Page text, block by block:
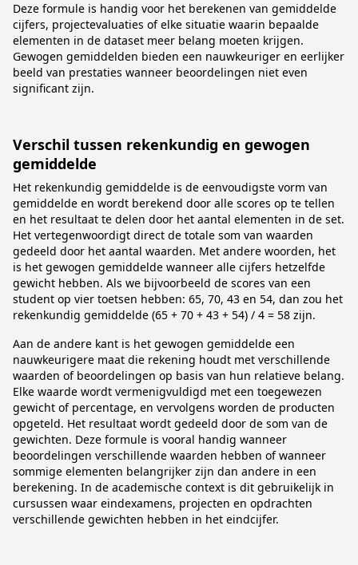
Deze formule is handig voor het berekenen van gemiddelde
cijfers, projectevaluaties of elke situatie waarin bepaalde
elementen in de dataset meer belang moeten krijgen.
Gewogen gemiddelden bieden een nauwkeuriger en eerlijker
beeld van prestaties wanneer beoordelingen niet even
significant zijn.
Verschil tussen rekenkundig en gewogen
gemiddelde
Het rekenkundig gemiddelde is de eenvoudigste vorm van
gemiddelde en wordt berekend door alle scores op te tellen
en het resultaat te delen door het aantal elementen in de set.
Het vertegenwoordigt direct de totale som van waarden
gedeeld door het aantal waarden. Met andere woorden, het
is het gewogen gemiddelde wanneer alle cijfers hetzelfde
gewicht hebben. Als we bijvoorbeeld de scores van een
student op vier toetsen hebben: 65, 70, 43 en 54, dan zou het
rekenkundig gemiddelde (65 + 70 + 43 + 54) / 4 = 58 zijn.
Aan de andere kant is het gewogen gemiddelde een
nauwkeurigere maat die rekening houdt met verschillende
waarden of beoordelingen op basis van hun relatieve belang.
Elke waarde wordt vermenigvuldigd met een toegewezen
gewicht of percentage, en vervolgens worden de producten
opgeteld. Het resultaat wordt gedeeld door de som van de
gewichten. Deze formule is vooral handig wanneer
beoordelingen verschillende waarden hebben of wanneer
sommige elementen belangrijker zijn dan andere in een
berekening. In de academische context is dit gebruikelijk in
cursussen waar eindexamens, projecten en opdrachten
verschillende gewichten hebben in het eindcijfer.